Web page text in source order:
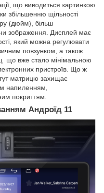
що виводиться картинкою
збільшенню щільності
(дюйм), більш
зображення. Дисплей має
який можна регулювати
повзунком, а також
що вже стало мінімальною
пристроїв. Що ж
тут матрицю захищає
напиленням,
покриттям.
Андроїд 11